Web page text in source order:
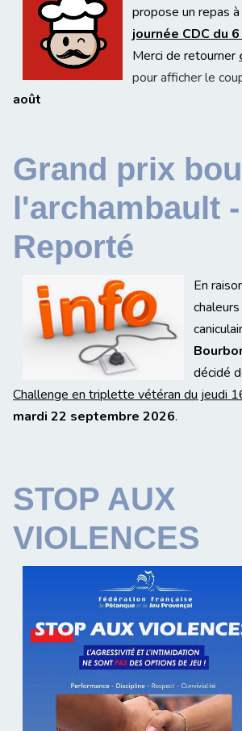
propose un repas
journée CDC du
Merci de retourner
pour afficher le
août
Grand prix
l'archambault -
Reporté
En
décidé
Challenge en triplette vétéran du jeudi
mardi 22 septembre 2026.
STOP AUX
VIOLENCES